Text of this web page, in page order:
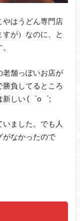
やはうどん専門店
すが）なのに、と
老舗っぽいお店が
負してるところ
新しい (゜o゜;
ました。でも人
がなかったので